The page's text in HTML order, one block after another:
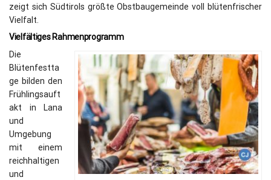
zeigt sich Südtirols größte Obstbaugemeinde voll blütenfrischer
Vielfalt.
Vielfältiges Rahmenprogramm
Die
Blütenfestta
ge bilden den
Frühlingsauft
akt in Lana
und
Umgebung
mit einem
reichhaltigen
und